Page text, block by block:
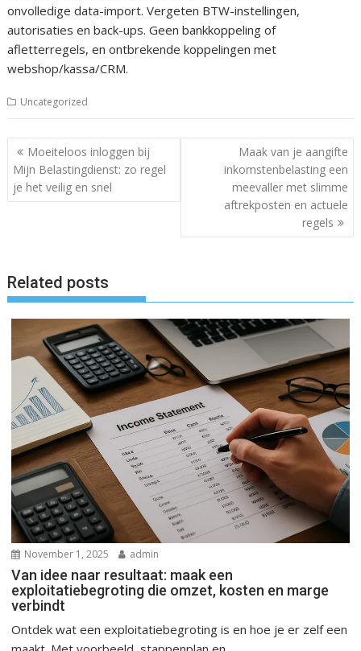
onvolledige data-import. Vergeten BTW-instellingen,
autorisaties en back-ups. Geen bankkoppeling of
afletterregels, en ontbrekende koppelingen met
webshop/kassa/CRM.
Uncategorized
Post
navigation
Moeiteloos inloggen bij
Mijn Belastingdienst: zo regel
je het veilig en snel
Maak van je aangifte
inkomstenbelasting een
meevaller met slimme
aftrekposten en actuele
regels
Related posts
November 1, 2025 admin
Van idee naar resultaat: maak een
exploitatiebegroting die omzet, kosten en marge
verbindt
Ontdek wat een exploitatiebegroting is en hoe je er zelf een